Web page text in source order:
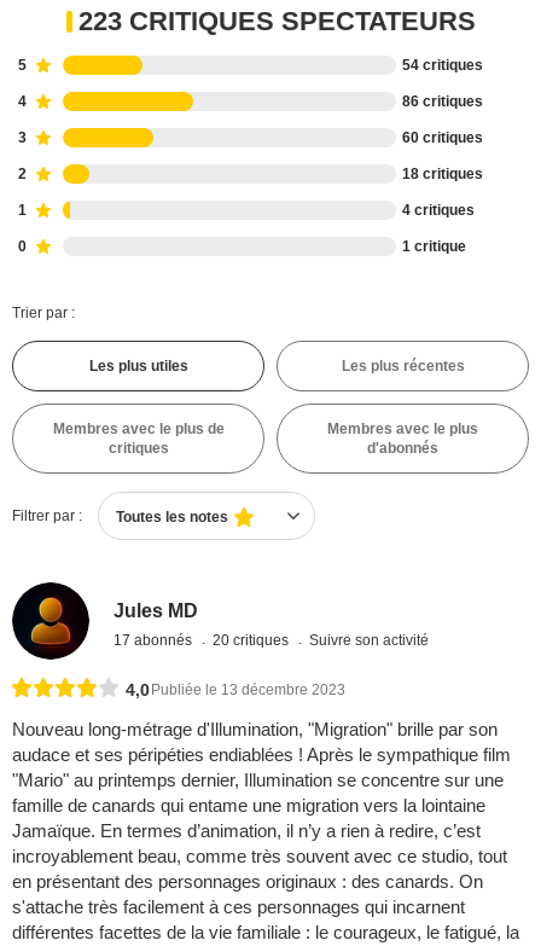
223 CRITIQUES SPECTATEURS
5 54 critiques
4 86 critiques
3 60 critiques
2 18 critiques
1 4 critiques
0 1 critique
Trier par :
Les plus utiles Les plus récentes
Membres avec le plus de
critiques
Membres avec le plus
d'abonnés
Filtrer par : Toutes les notes
Jules MD
17 abonnés 20 critiques Suivre son activité
4,0 Publiée le 13 décembre 2023
Nouveau long-métrage d'Illumination, "Migration" brille par son
audace et ses péripéties endiablées ! Après le sympathique film
"Mario" au printemps dernier, Illumination se concentre sur une
famille de canards qui entame une migration vers la lointaine
Jamaïque. En termes d’animation, il n’y a rien à redire, c’est
incroyablement beau, comme très souvent avec ce studio, tout
en présentant des personnages originaux : des canards. On
s'attache très facilement à ces personnages qui incarnent
différentes facettes de la vie familiale : le courageux, le fatigué, la